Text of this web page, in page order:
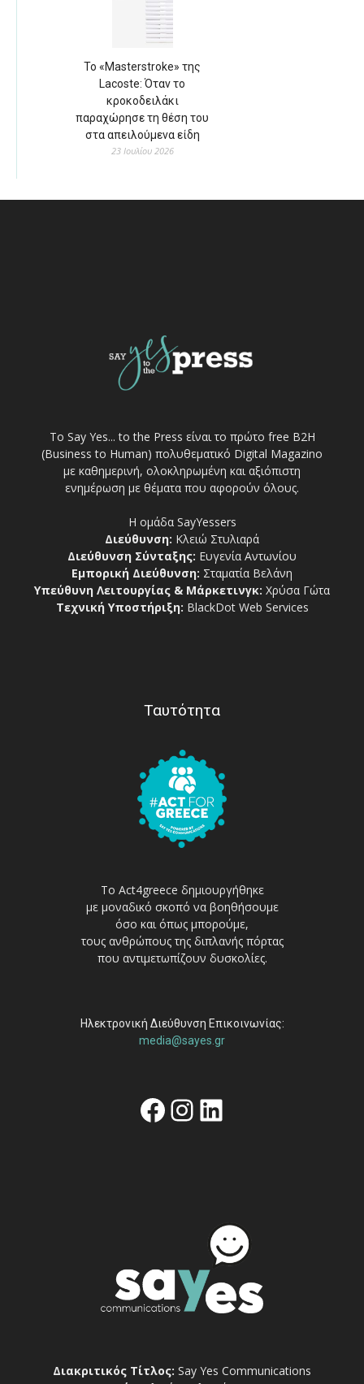
Το «Masterstroke» της
Lacoste: Όταν το
κροκοδειλάκι
παραχώρησε τη θέση του
στα απειλούμενα είδη
23 Ιουλίου 2026
Το Say Yes... to the Press είναι το πρώτο free Β2Η
(Business to Human) πολυθεματικό Digital Magazino
με καθημερινή, ολοκληρωμένη και αξιόπιστη
ενημέρωση με θέματα που αφορούν όλους.
Η ομάδα SayYessers
Διεύθυνση: Κλειώ Στυλιαρά
Διεύθυνση Σύνταξης: Ευγενία Αντωνίου
Εμπορική Διεύθυνση: Σταματία Βελάνη
Υπεύθυνη Λειτουργίας & Μάρκετινγκ: Χρύσα Γώτα
Τεχνική Υποστήριξη: BlackDot Web Services
Ταυτότητα
Το Act4greece δημιουργήθηκε
με μοναδικό σκοπό να βοηθήσουμε
όσο και όπως μπορούμε,
τους ανθρώπους της διπλανής πόρτας
που αντιμετωπίζουν δυσκολίες.
Ηλεκτρονική Διεύθυνση Επικοινωνίας:
media@sayes.gr
Facebook
Instagram
Linkedin
Διακριτικός Τίτλος: Say Yes Communications